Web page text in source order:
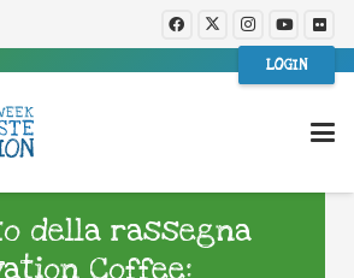
LOGIN
della rassegna
Coffee: